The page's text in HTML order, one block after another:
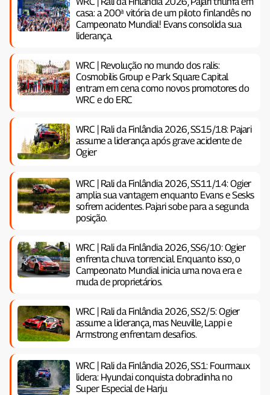
casa: a 200ª vitória de um piloto finlandês no
Campeonato Mundial! Evans consolida sua
liderança.
WRC | Revolução no mundo dos ralis:
Cosmobilis Group e Park Square Capital
entram em cena como novos promotores do
WRC e do ERC
WRC | Rali da Finlândia 2026, SS15/18: Pajari
assume a liderança após grave acidente de
Ogier
WRC | Rali da Finlândia 2026, SS11/14: Ogier
amplia sua vantagem enquanto Evans e Sesks
sofrem acidentes. Pajari sobe para a segunda
posição.
WRC | Rali da Finlândia 2026, SS6/10: Ogier
enfrenta chuva torrencial. Enquanto isso, o
Campeonato Mundial inicia uma nova era e
muda de proprietários.
WRC | Rali da Finlândia 2026, SS2/5: Ogier
assume a liderança, mas Neuville, Lappi e
Armstrong enfrentam desafios.
WRC | Rali da Finlândia 2026, SS1: Fourmaux
lidera: Hyundai conquista dobradinha no
Super Especial de Harju